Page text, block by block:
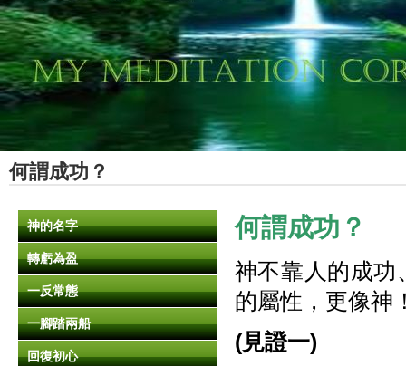
何謂成功？
神的名字
轉虧為盈
一反常態
一腳踏兩船
回復初心
何謂成功？
神不靠人的成功
的屬性，更像神
(見證一)